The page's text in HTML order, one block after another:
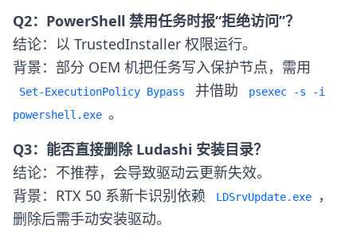
Q2：PowerShell 禁用任务时报“拒绝访问”？
结论：以 TrustedInstaller 权限运行。
背景：部分 OEM 机把任务写入保护节点，需用
Set-ExecutionPolicy Bypass 并借助
psexec -s -i
powershell.exe 。
Q3：能否直接删除 Ludashi 安装目录？
结论：不推荐，会导致驱动云更新失效。
背景：RTX 50 系新卡识别依赖
LDSrvUpdate.exe
，
删除后需手动安装驱动。